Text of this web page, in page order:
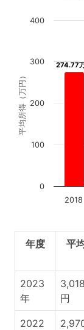
平均所得（万円）
274.77
274.77
2018
0
100
200
300
400
年度 平
2023
年
円
2022